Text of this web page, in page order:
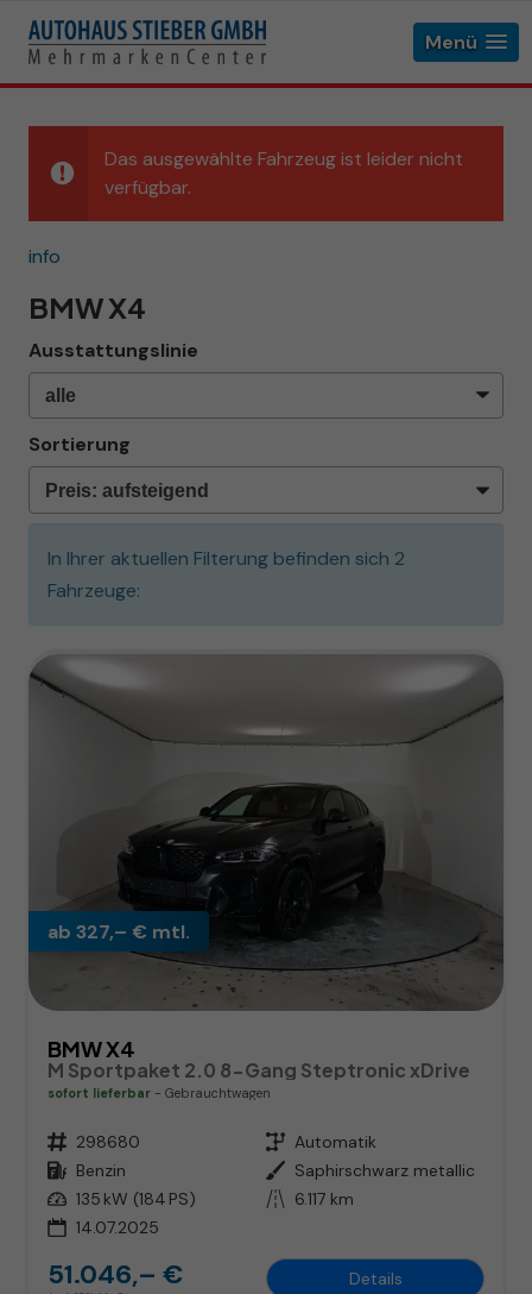
Menü
Das ausgewählte Fahrzeug ist leider nicht
verfügbar.
info
BMW X4
Ausstattungslinie
Sortierung
In Ihrer aktuellen Filterung befinden sich 2
Fahrzeuge:
ab 327,– € mtl.
BMW X4
M Sportpaket 2.0 8-Gang Steptronic xDrive
sofort lieferbar Gebrauchtwagen
Fahrzeugnr. 298680 Getriebe Automatik
Kraftstoff Benzin Außenfarbe Saphirschwarz metallic
Leistung 135 kW (184 PS) Kilometerstand 6.117 km
14.07.2025
51.046,– € Details